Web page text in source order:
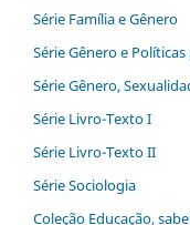
Série Família e Gênero
Série Gênero e
Série Gênero,
Série Livro-Texto I
Série Livro-Texto II
Série Sociologia
Coleção Educação,